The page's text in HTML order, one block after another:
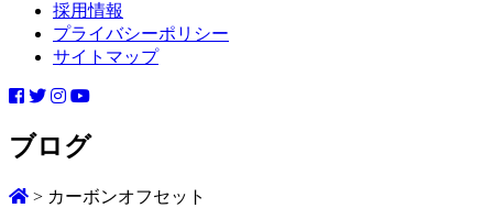
採用情報
プライバシーポリシー
サイトマップ
ブログ
> カーボンオフセット